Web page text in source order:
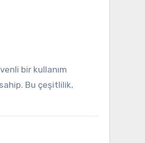
bir kullanım
Bu çeşitlilik,